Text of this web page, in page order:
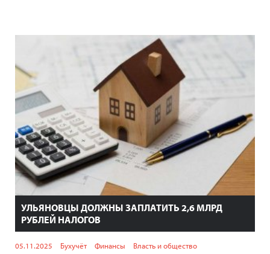
УЛЬЯНОВЦЫ ДОЛЖНЫ ЗАПЛАТИТЬ 2,6 МЛРД
РУБЛЕЙ НАЛОГОВ
05.11.2025 Бухучёт Финансы Власть и общество